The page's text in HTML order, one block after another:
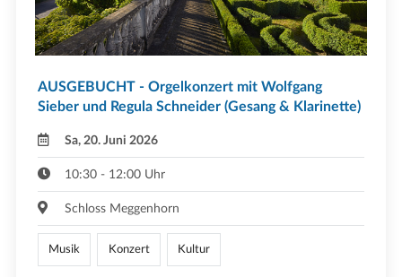
AUSGEBUCHT - Orgelkonzert mit Wolfgang
Sieber und Regula Schneider (Gesang & Klarinette)
Sa, 20. Juni 2026
10:30 - 12:00 Uhr
Schloss Meggenhorn
Musik Konzert Kultur